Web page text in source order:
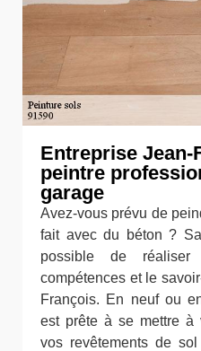
Entreprise Jean-
peintre
garage
Avez-vous prévu de
fait avec du béton ?
possible de
compétences et le
François. En neuf ou
est prête à se mettre à
vos revêtements de